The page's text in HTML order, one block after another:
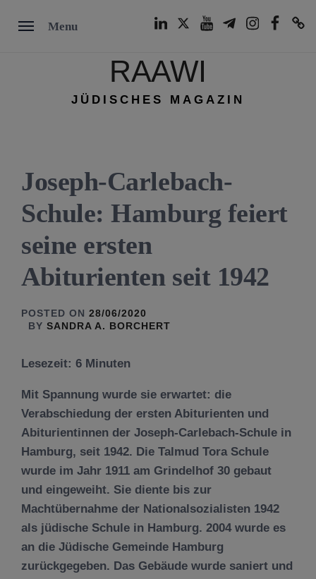
Menu
RAAWI
JÜDISCHES MAGAZIN
Joseph-Carlebach-
Schule: Hamburg feiert
seine ersten
Abiturienten seit 1942
POSTED ON 28/06/2020
BY SANDRA A. BORCHERT
Lesezeit: 6 Minuten
Mit Spannung wurde sie erwartet: die
Verabschiedung der ersten Abiturienten und
Abiturientinnen der Joseph-Carlebach-Schule in
Hamburg, seit 1942. Die Talmud Tora Schule
wurde im Jahr 1911 am Grindelhof 30 gebaut
und eingeweiht. Sie diente bis zur
Machtübernahme der Nationalsozialisten 1942
als jüdische Schule in Hamburg. 2004 wurde es
an die Jüdische Gemeinde Hamburg
zurückgegeben. Das Gebäude wurde saniert und